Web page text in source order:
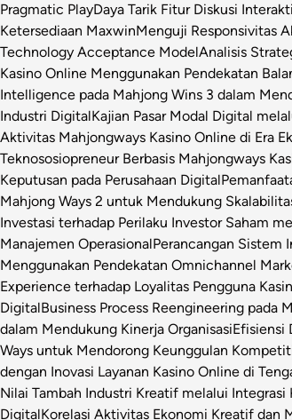
Pragmatic PlayDaya Tarik Fitur Diskusi
Ketersediaan MaxwinMenguji Responsivitas
Technology Acceptance ModelAnalisis
Kasino Online Menggunakan Pendekatan
Intelligence pada Mahjong Wins 3 dalam
Industri DigitalKajian Pasar Modal Digital
Aktivitas Mahjongways Kasino Online di Era
Teknososiopreneur Berbasis Mahjongways
Keputusan pada Perusahaan Digital
Mahjong Ways 2 untuk Mendukung
Investasi terhadap Perilaku Investor Saham
Manajemen OperasionalPerancangan Sistem
Menggunakan Pendekatan Omnichannel
Experience terhadap Loyalitas Pengguna
DigitalBusiness Process Reengineering pada
dalam Mendukung Kinerja OrganisasiEfisiensi
Ways untuk Mendorong Keunggulan
dengan Inovasi Layanan Kasino Online di
Nilai Tambah Industri Kreatif melalui
DigitalKorelasi Aktivitas Ekonomi Kreatif dan